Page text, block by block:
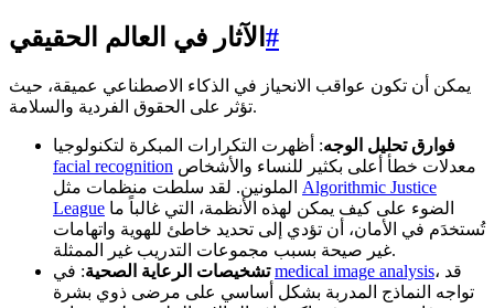
الآثار في العالم الحقيقي #
يمكن أن تكون عواقب الانحياز في الذكاء الاصطناعي عميقة، حيث
تؤثر على الحقوق الفردية والسلامة.
فوارق تحليل الوجه: أظهرت التكرارات المبكرة لتكنولوجيا
facial recognition
Algorithmic Justice
League
تُستخدَم في الأمان، أن تؤدي إلى تحديد خاطئ للهوية واتهامات
غير صيحة بسبب مجموعات التدريب غير الممثلة.
تشخيصات الرعاية الصحية: فيmedical image analysis، قد
تواجه النماذج المدربة بشكل أساسي على مرضى ذوي بشرة